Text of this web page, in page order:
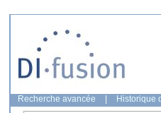
Recherche avancée Historique